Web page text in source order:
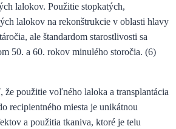
lalokov. Použitie stopkatých,
lalokov na rekonštrukcie v oblasti hlavy
ale štandardom starostlivosti sa
50. a 60. rokov minulého storočia. (6)
že použitie voľného laloka a transplantácia
recipientného miesta je unikátnou
a použitia tkaniva, ktoré je telu